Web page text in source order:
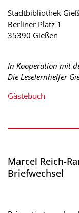
Stadtbibliothek
Berliner Platz 1
35390 Gießen
In Kooperation mit
Die Leselernhelfer
Gästebuch
Marcel Reich-
Briefwechsel